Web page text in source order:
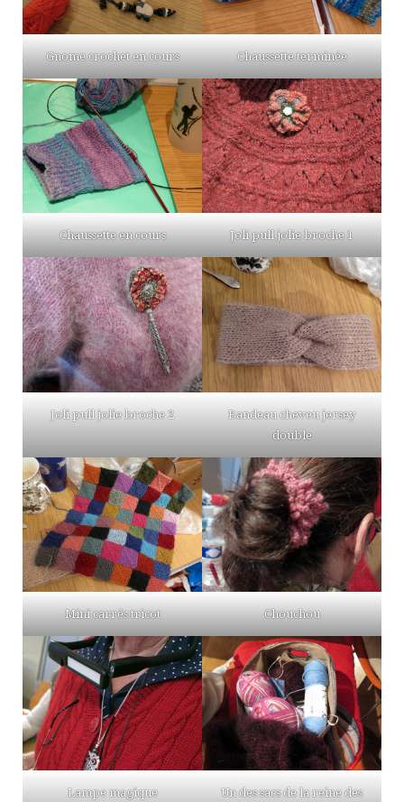
Gnome crochet en cours Chaussette terminée
Chaussette en cours Joli pull jolie broche 1
Joli pull jolie broche 2
Bandeau cheveu jersey
double
Mini carrés tricot Chouchou
Lampe magique Un des sacs de la reine des